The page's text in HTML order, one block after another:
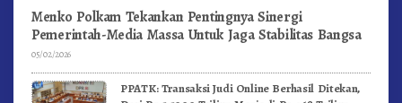
Menko Polkam Tekankan Pentingnya Sinergi
Pemerintah-Media Massa Untuk Jaga Stabilitas Bangsa
05/02/2026
PPATK: Transaksi Judi Online Berhasil Ditekan,